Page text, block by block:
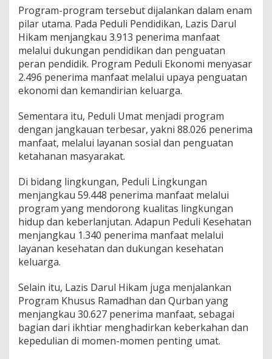
R
a
t
u
s
a
n
R
b
u
P
e
n
r
i
m
a
M
a
f
t
Program-program tersebut dijalankan dalam enam
pilar utama. Pada Peduli Pendidikan, Lazis Darul
Hikam menjangkau 3.913 penerima manfaat
melalui dukungan pendidikan dan penguatan
peran pendidik. Program Peduli Ekonomi menyasar
2.496 penerima manfaat melalui upaya penguatan
ekonomi dan kemandirian keluarga.
Sementara itu, Peduli Umat menjadi program
dengan jangkauan terbesar, yakni 88.026 penerima
manfaat, melalui layanan sosial dan penguatan
ketahanan masyarakat.
Di bidang lingkungan, Peduli Lingkungan
menjangkau 59.448 penerima manfaat melalui
program yang mendorong kualitas lingkungan
hidup dan keberlanjutan. Adapun Peduli Kesehatan
menjangkau 1.340 penerima manfaat melalui
layanan kesehatan dan dukungan kesehatan
keluarga.
Selain itu, Lazis Darul Hikam juga menjalankan
Program Khusus Ramadhan dan Qurban yang
menjangkau 30.627 penerima manfaat, sebagai
bagian dari ikhtiar menghadirkan keberkahan dan
kepedulian di momen-momen penting umat.